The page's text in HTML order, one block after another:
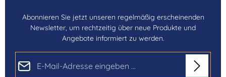
Abonnieren Sie jetzt unseren regelmäßig erscheinenden
Newsletter, um rechtzeitig über neue Produkte und
Angebote informiert zu werden.